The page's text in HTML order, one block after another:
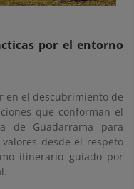
por el entorno
en el descubrimiento de
que conforman el
de Guadarrama para
desde el respeto
itinerario guiado por